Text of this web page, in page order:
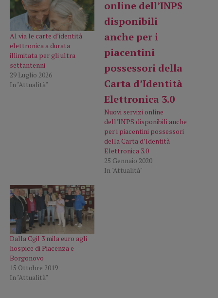
Al via le carte d’identità
elettronica a durata
illimitata per gli ultra
settantenni
29 Luglio 2026
In "Attualità"
Nuovi servizi online
dell’INPS disponibili anche
per i piacentini possessori
della Carta d’Identità
Elettronica 3.0
25 Gennaio 2020
In "Attualità"
Dalla Cgil 3 mila euro agli
hospice di Piacenza e
Borgonovo
15 Ottobre 2019
In "Attualità"